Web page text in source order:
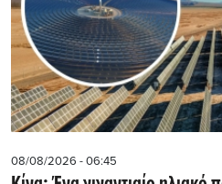
08/08/2026 - 06:45